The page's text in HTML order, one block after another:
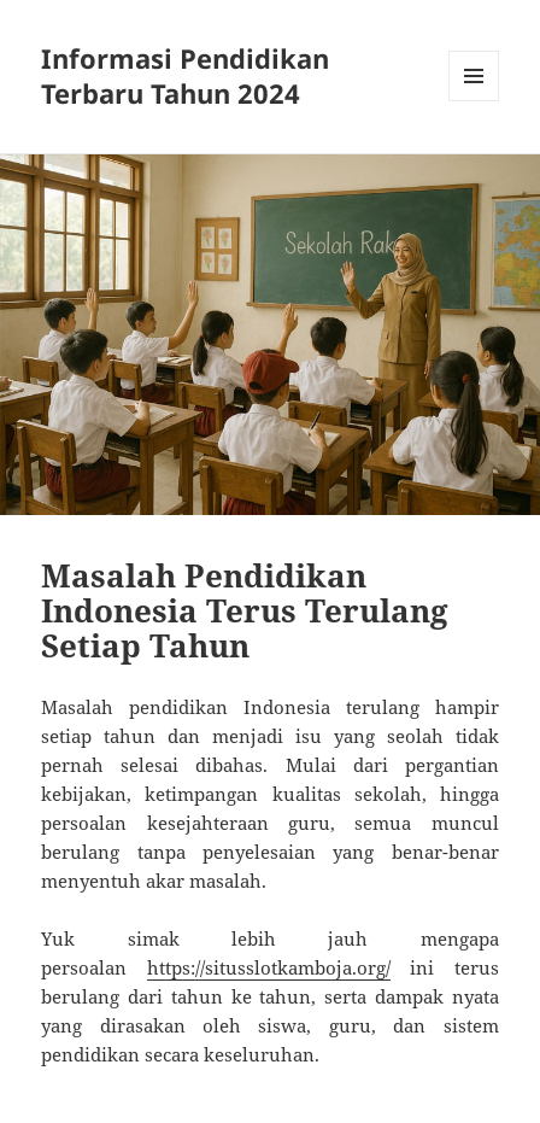
Informasi Pendidikan
Terbaru Tahun 2024
WIDGETS
Masalah Pendidikan
Indonesia Terus Terulang
Setiap Tahun
Masalah pendidikan Indonesia terulang hampir
setiap tahun dan menjadi isu yang seolah tidak
pernah selesai dibahas. Mulai dari pergantian
kebijakan, ketimpangan kualitas sekolah, hingga
persoalan kesejahteraan guru, semua muncul
berulang tanpa penyelesaian yang benar-benar
menyentuh akar masalah.
Yuk simak lebih jauh mengapa
persoalan https://situsslotkamboja.org/ini terus
berulang dari tahun ke tahun, serta dampak nyata
yang dirasakan oleh siswa, guru, dan sistem
pendidikan secara keseluruhan.